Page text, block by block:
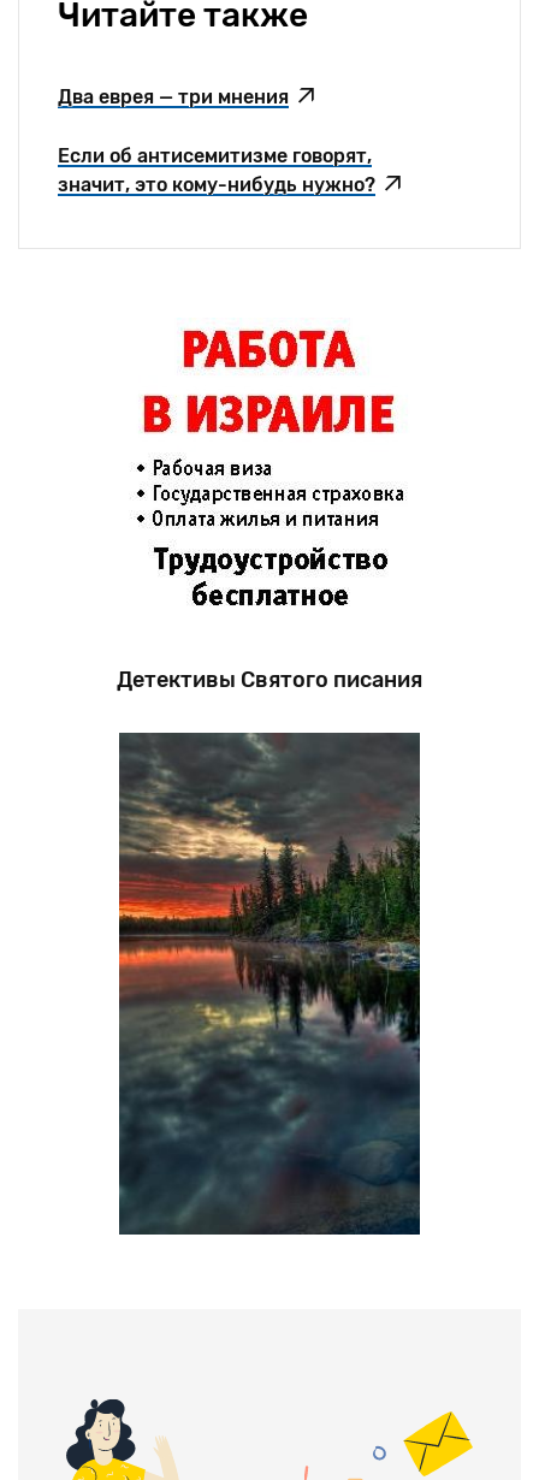
Читайте также
Два еврея — три мнения
Если об антисемитизме говорят,
значит, это кому-нибудь нужно?
Детективы Святого писания